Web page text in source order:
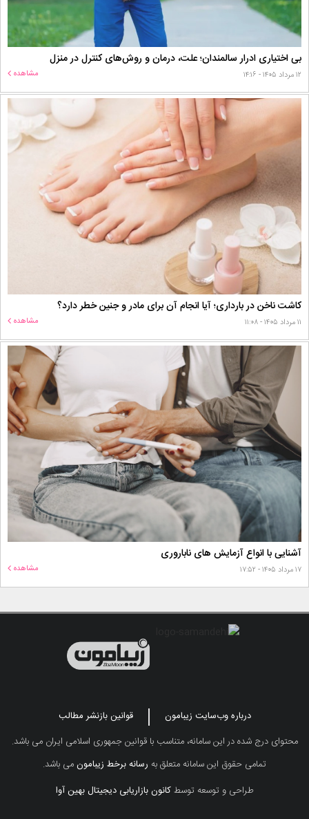
بی اختیاری ادرار سالمندان؛ علت، درمان و روش‌های کنترل در منزل
۱۲ مرداد ۱۴۰۵ - ۱۴:۱۶ مشاهده
کاشت ناخن در بارداری؛ آیا انجام آن برای مادر و جنین خطر دارد؟
۱۱ مرداد ۱۴۰۵ - ۱۱:۰۸ مشاهده
آشنایی با انواع آزمایش های ناباروری
۱۷ مرداد ۱۴۰۵ - ۱۷:۵۲ مشاهده
درباره وب‌سایت زیبامون
قوانین بازنشر مطالب
محتوای درج شده در این سامانه، متناسب با قوانین جمهوری اسلامی ایران می باشد.
تمامی حقوق این سامانه متعلق به رسانه برخط زیبامونمی باشد.
طراحی و توسعه توسطکانون بازاریابی دیجیتال بهین آوا